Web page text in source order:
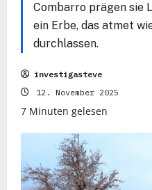
Combarro prägen sie
ein Erbe, das atmet
durchlassen.
investigasteve
12. November 2025
7 Minuten gelesen